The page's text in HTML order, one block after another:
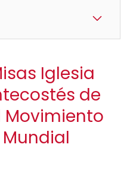
Iglesia
de